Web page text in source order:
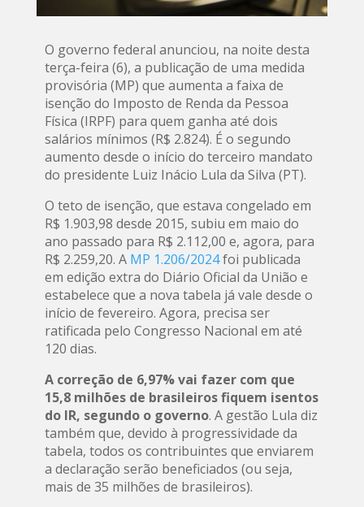
O governo federal anunciou, na noite desta
terça-feira (6), a publicação de uma medida
provisória (MP) que aumenta a faixa de
isenção do Imposto de Renda da Pessoa
Física (IRPF) para quem ganha até dois
salários mínimos (R$ 2.824). É o segundo
aumento desde o início do terceiro mandato
do presidente Luiz Inácio Lula da Silva (PT).
O teto de isenção, que estava congelado em
R$ 1.903,98 desde 2015, subiu em maio do
ano passado para R$ 2.112,00 e, agora, para
R$ 2.259,20. A MP 1.206/2024foi publicada
em edição extra do Diário Oficial da União e
estabelece que a nova tabela já vale desde o
início de fevereiro. Agora, precisa ser
ratificada pelo Congresso Nacional em até
120 dias.
A correção de 6,97% vai fazer com que
15,8 milhões de brasileiros fiquem isentos
do IR, segundo o governo. A gestão Lula diz
também que, devido à progressividade da
tabela, todos os contribuintes que enviarem
a declaração serão beneficiados (ou seja,
mais de 35 milhões de brasileiros).